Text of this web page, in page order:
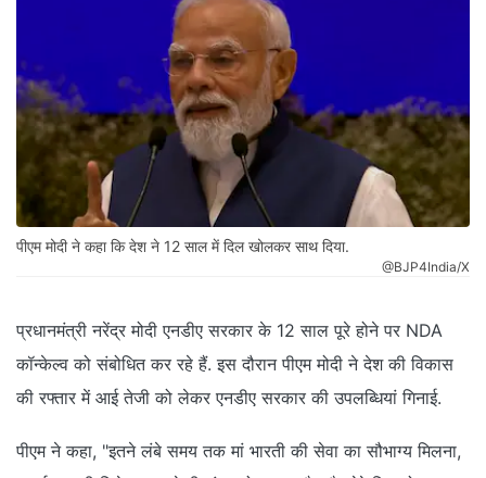
पीएम मोदी ने कहा कि देश ने 12 साल में दिल खोलकर साथ दिया.
@BJP4India/X
प्रधानमंत्री नरेंद्र मोदी एनडीए सरकार के 12 साल पूरे होने पर NDA
कॉन्केल्व को संबोधित कर रहे हैं. इस दौरान पीएम मोदी ने देश की विकास
की रफ्तार में आई तेजी को लेकर एनडीए सरकार की उपलब्धियां गिनाई.
पीएम ने कहा, "इतने लंबे समय तक मां भारती की सेवा का सौभाग्य मिलना,